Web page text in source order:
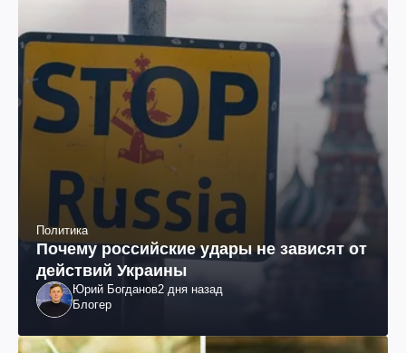
Политика
Почему российские удары не зависят от
действий Украины
Юрий Богданов2 дня назад
Блогер